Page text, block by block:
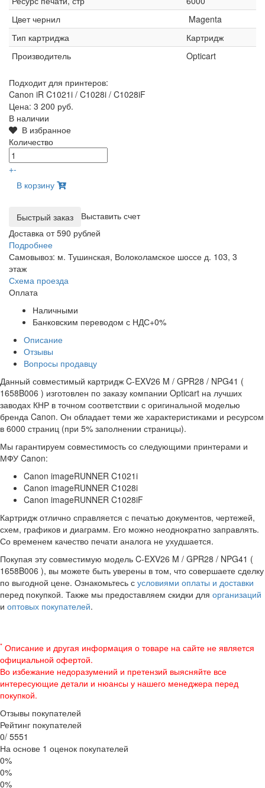
Цвет чернил
Magenta
Тип картриджа
Картридж
Производитель
Opticart
Подходит для принтеров:
Canon iR C1021i / C1028i / C1028iF
Цена: 3 200 руб.
В наличии
В избранное
Количество
+-
В корзину
Выставить счет
Доставка от 590 рублей
Подробнее
Самовывоз: м. Тушинская, Волоколамское шоссе д. 103, 3
этаж
Схема проезда
Оплата
Наличными
Банковским переводом с НДС+0%
Описание
Отзывы
Вопросы продавцу
Данный совместимый картридж C-EXV26 M / GPR28 / NPG41 (
1658B006 ) изготовлен по заказу компании Opticart на лучших
заводах КНР в точном соответствии с оригинальной моделью
бренда Canon. Он обладает теми же характеристиками и ресурсом
в 6000 страниц (при 5% заполнении страницы).
Мы гарантируем совместимость со следующими принтерами и
МФУ Canon:
Canon imageRUNNER C1021i
Canon imageRUNNER C1028i
Canon imageRUNNER C1028iF
Картридж отлично справляется с печатью документов, чертежей,
схем, графиков и диаграмм. Его можно неоднократно заправлять.
Со временем качество печати аналога не ухудшается.
Покупая эту совместимую модель C-EXV26 M / GPR28 / NPG41 (
1658B006 ), вы можете быть уверены в том, что совершаете сделку
по выгодной цене. Ознакомьтесь с условиями оплаты и доставки
перед покупкой. Также мы предоставляем скидки для организаций
и оптовых покупателей.
* Описание и другая информация о товаре на сайте не является
официальной офертой.
Во избежание недоразумений и претензий выясняйте все
интересующие детали и нюансы у нашего менеджера перед
покупкой.
Отзывы покупателей
Рейтинг покупателей
0/ 5551
На основе 1 оценок покупателей
0%
0%
0%